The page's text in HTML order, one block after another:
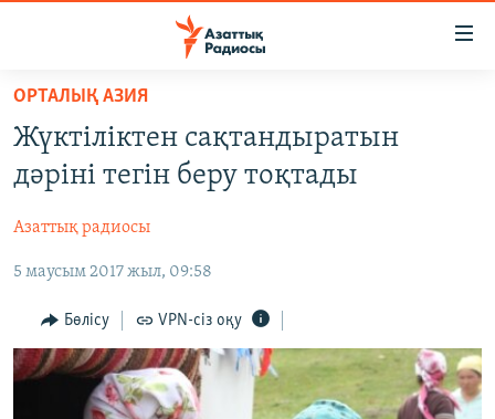
Skip
main
content
to
Navigation
Search
САЯСАТ
AZATTYQTV
ҚАҢТАР ОҚИҒАСЫ
АДАМ ҚҰҚЫҚТАРЫ
ӘЛЕУМЕТ
ӘЛЕМ
АРНАЙЫ ЖОБАЛАР
ОРТАЛЫҚ АЗИЯ
Жүктіліктен сақтандыратын
дәріні тегін беру тоқтады
Азаттық радиосы
5 маусым 2017 жыл, 09:58
Бөлісу VPN-сіз оқу